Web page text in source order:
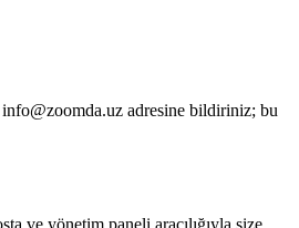
adresine bildiriniz; bu
ve yönetim paneli aracılığıyla size